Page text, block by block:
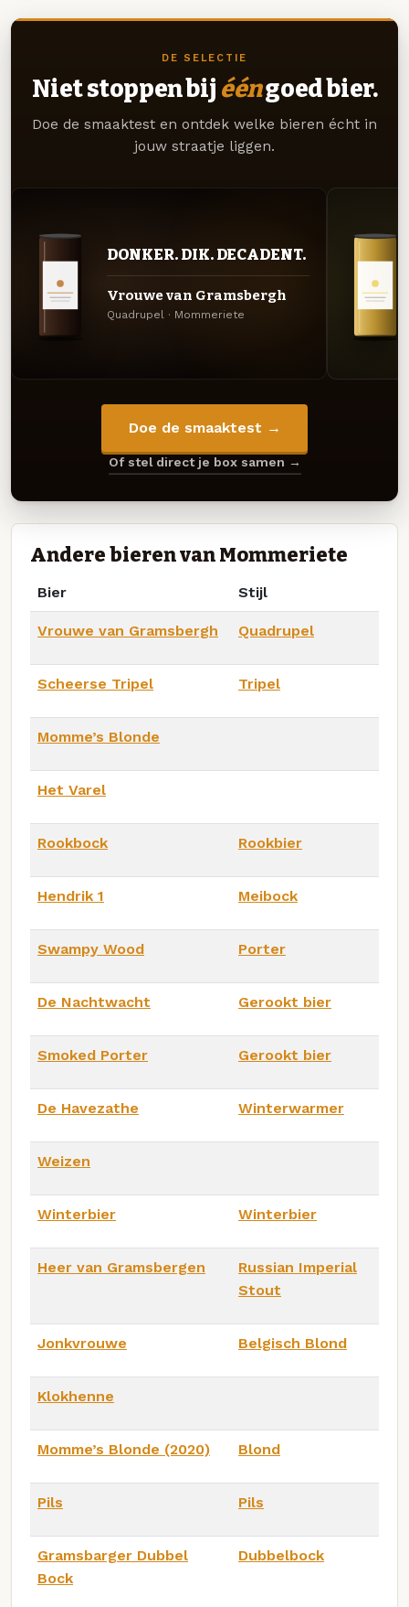
DE SELECTIE
Niet stoppen bij ééngoed bier.
Doe de smaaktest en ontdek welke bieren écht in
jouw straatje liggen.
DONKER. DIK. DECADENT.
Vrouwe van Gramsbergh
Quadrupel · Mommeriete
Doe de smaaktest →
Of stel direct je box samen →
Andere bieren van Mommeriete
Bier Stijl
Vrouwe van Gramsbergh Quadrupel
Scheerse Tripel Tripel
Momme’s Blonde
Het Varel
Rookbock Rookbier
Hendrik 1 Meibock
Swampy Wood Porter
De Nachtwacht Gerookt bier
Smoked Porter Gerookt bier
De Havezathe Winterwarmer
Weizen
Winterbier Winterbier
Heer van Gramsbergen
Russian Imperial
Stout
Jonkvrouwe Belgisch Blond
Klokhenne
Momme’s Blonde (2020) Blond
Pils Pils
Gramsbarger Dubbel
Bock
Dubbelbock